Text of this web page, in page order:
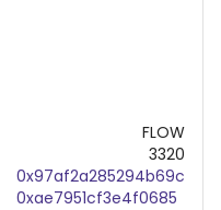
FLOW
3320
0x97af2a285294b69c
0xae7951cf3e4f0685